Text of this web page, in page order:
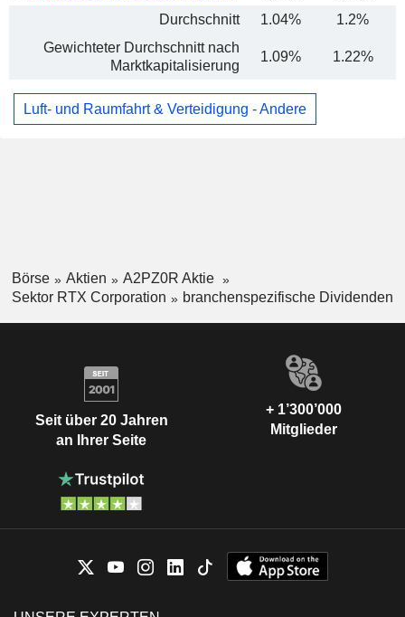
Durchschnitt
1.04% 1.2%
Gewichteter Durchschnitt nach
Marktkapitalisierung
1.09% 1.22%
Luft- und Raumfahrt & Verteidigung - Andere
Börse Aktien
A2PZ0R Aktie
Sektor RTX Corporation
branchenspezifische Dividenden
Seit über 20 Jahren
an Ihrer Seite
+ 1’300’000
Mitglieder